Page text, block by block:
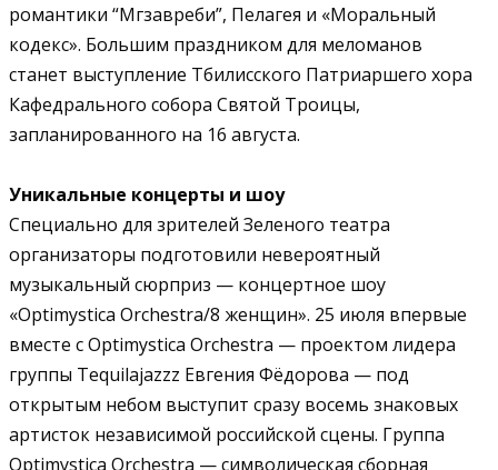
романтики “Мгзавреби”, Пелагея и «Моральный
кодекс». Большим праздником для меломанов
станет выступление Тбилисского Патриаршего хора
Кафедрального собора Святой Троицы,
запланированного на 16 августа.
Уникальные концерты и шоу
Специально для зрителей Зеленого театра
организаторы подготовили невероятный
музыкальный сюрприз — концертное шоу
«Optimystica Orchestra/8 женщин». 25 июля впервые
вместе с Optimystica Orchestra — проектом лидера
группы Tequilajazzz Евгения Фёдорова — под
открытым небом выступит сразу восемь знаковых
артисток независимой российской сцены. Группа
Optimystica Orchestra — символическая сборная